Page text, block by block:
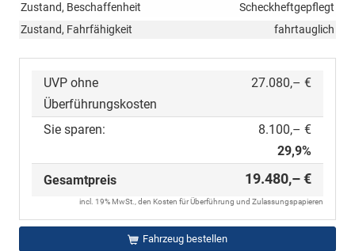
Zustand, Beschaffenheit
Scheckheftgepflegt
Zustand, Fahrfähigkeit
fahrtauglich
UVP ohne
Überführungskosten
27.080,– €
Sie sparen:
8.100,– €
29,9%
Gesamtpreis
19.480,– €
incl. 19% MwSt., den Kosten für Überführung und Zulassungspapieren
Fahrzeug bestellen